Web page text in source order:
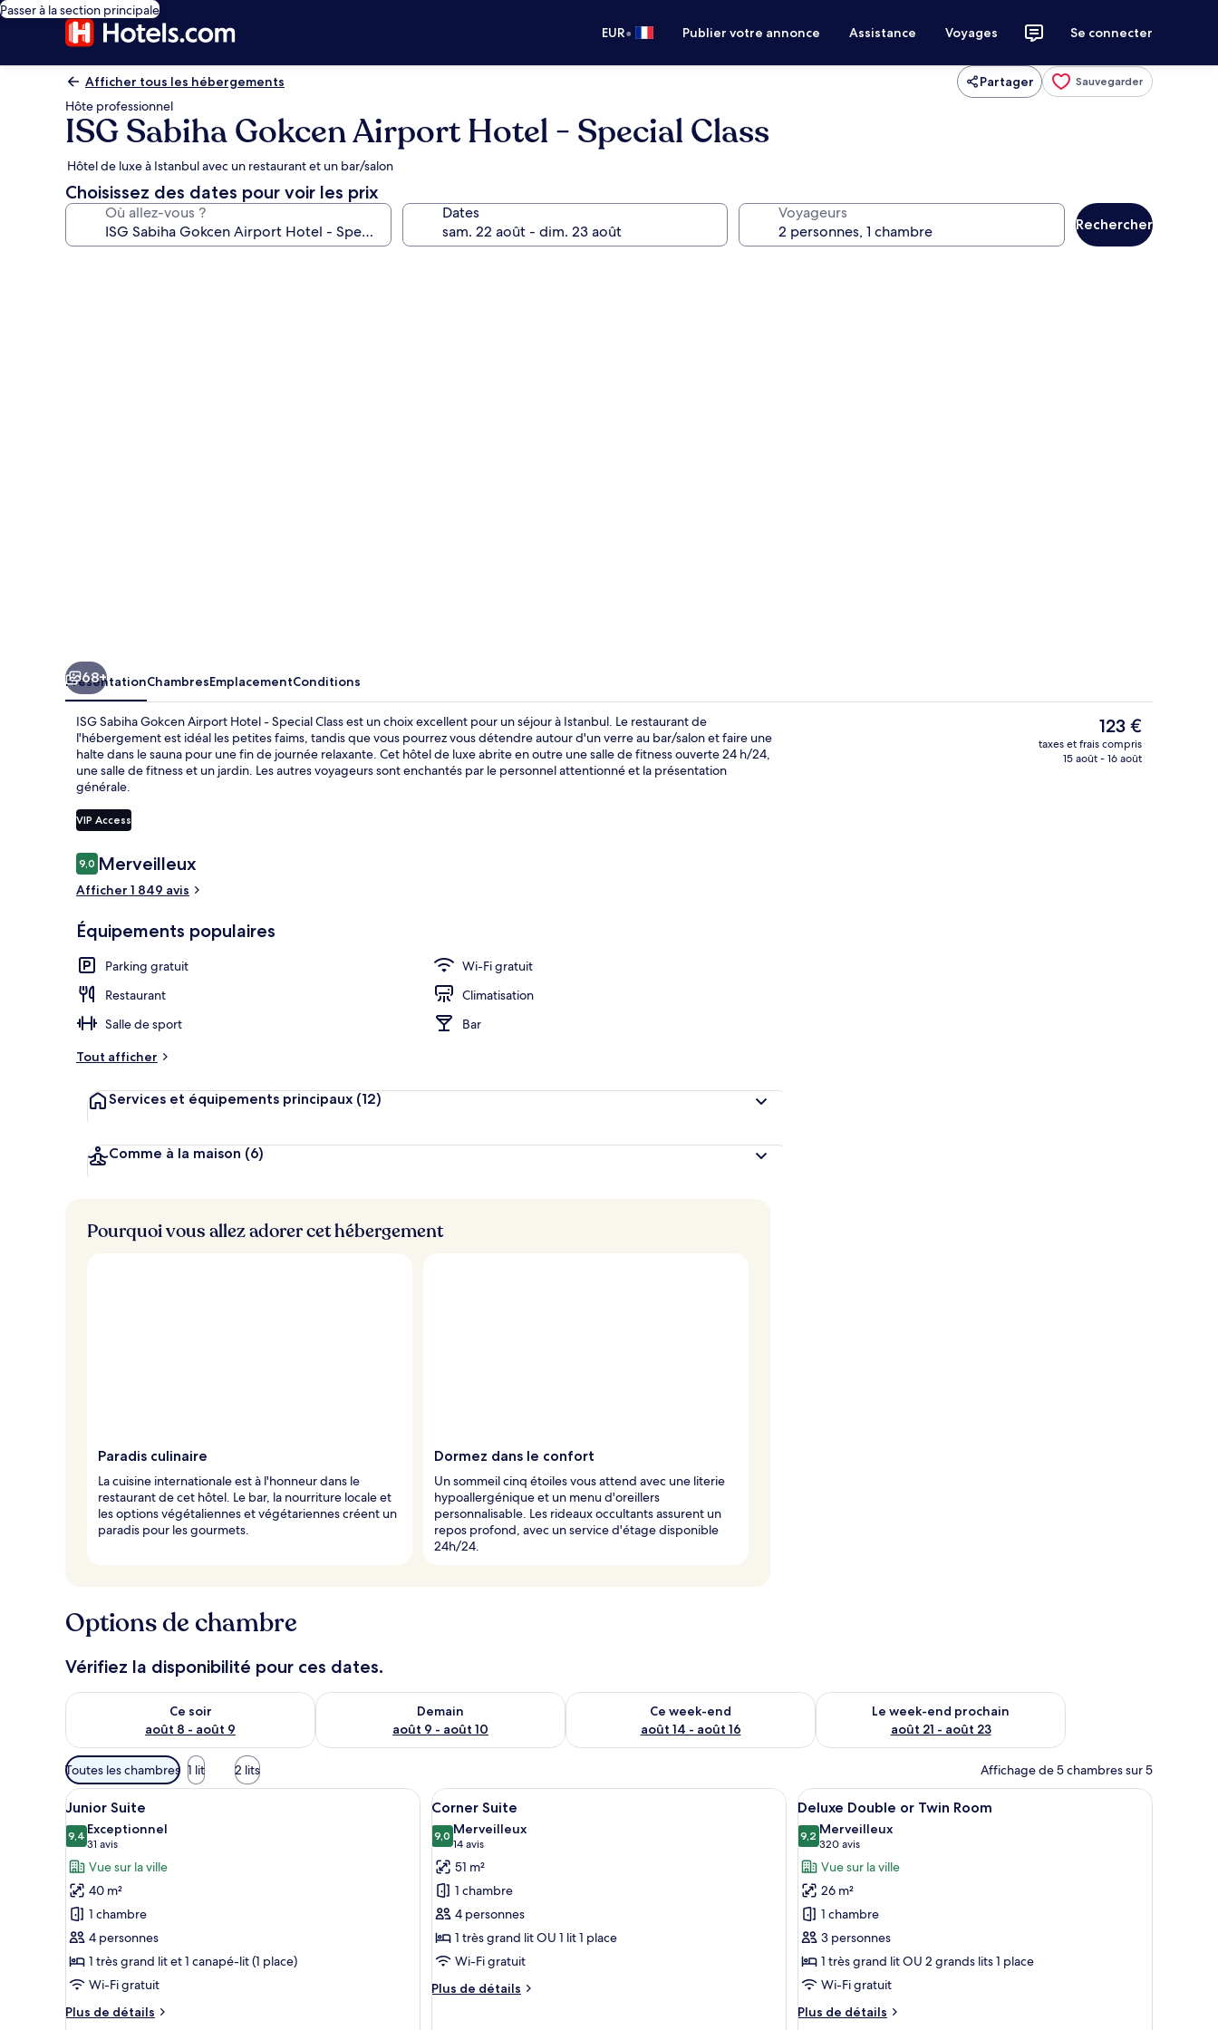
Passer à la section principale
EUR• Publier votre annonce Assistance Voyages Se connecter
Afficher tous les hébergements Partager Sauvegarder
Hôte professionnel
ISG Sabiha Gokcen Airport Hotel - Special Class
Hôtel de luxe à Istanbul avec un restaurant et un bar/salon
Choisissez des dates pour voir les prix
Où allez-vous ? Dates Voyageurs
Rechercher
68+
PrésentationChambresEmplacementConditions
ISG Sabiha Gokcen Airport Hotel - Special Class est un choix excellent pour un séjour à Istanbul. Le restaurant de
l'hébergement est idéal les petites faims, tandis que vous pourrez vous détendre autour d'un verre au bar/salon et faire une
halte dans le sauna pour une fin de journée relaxante. Cet hôtel de luxe abrite en outre une salle de fitness ouverte 24 h/24,
une salle de fitness et un jardin. Les autres voyageurs sont enchantés par le personnel attentionné et la présentation
générale.
VIP Access
Avis
voyageurs
9,09,0 sur 10
Merveilleux
Afficher 1 849 avis
Équipements populaires
Parking gratuit
Wi-Fi gratuit
Restaurant
Climatisation
Salle de sport
Bar
Tout afficher
Services et équipements principaux (12)
Comme à la maison (6)
Le
prix
actuel
123 €
taxes et frais compris
15 août - 16 août
Pourquoi vous allez adorer cet hébergement
Paradis culinaire
La cuisine internationale est à l'honneur dans le
restaurant de cet hôtel. Le bar, la nourriture locale et
les options végétaliennes et végétariennes créent un
paradis pour les gourmets.
Dormez dans le confort
Un sommeil cinq étoiles vous attend avec une literie
hypoallergénique et un menu d'oreillers
personnalisable. Les rideaux occultants assurent un
repos profond, avec un service d'étage disponible
24h/24.
Options de chambre
Vérifiez la disponibilité pour ces dates.
Ce soir
août 8 - août 9
Vérifier la disponibilité pour ce soir août 8 - août 9
Demain
août 9 - août 10
Vérifier la disponibilité pour demain août 9 - août 10
Ce week-end
août 14 - août 16
Vérifier la disponibilité pour ce week-end août 14 - août 16
Le week-end prochain
août 21 - août 23
Vérifier la disponibilité pour le week-end prochain août 21 -
Filtres
disponibles
pour
les
chambres
Toutes les chambres 1 lit 2 lits Affichage de 5 chambres sur 5
Afficher
toutes
les
photos
pour
ce
type
de
chambre :
Junior
Suite
Une chambre d’hôtel avec un grand lit, un bureau avec une bouilloire, une chaise et une télévision.
7
Junior Suite
9,49,4 sur 10
Exceptionnel
31 avis
(31 avis)
Vue sur la ville
40 m²
1 chambre
4 personnes
1 très grand lit et 1 canapé-lit (1 place)
Wi-Fi gratuit
Plus de détails
Plus
Afficher
toutes
les
photos
pour
ce
type
de
chambre :
Corner
Un salon moderne avec un canapé, des fauteuils, une table basse et un téléviseur fixé au mur.
9
Corner Suite
9,09,0 sur 10
Merveilleux
14 avis
(14 avis)
51 m²
1 chambre
4 personnes
1 très grand lit OU 1 lit 1 place
Wi-Fi gratuit
Plus de détails
Plus
Afficher
toutes
les
photos
pour
ce
type
de
chambre :
Deluxe
Double
Literie hypoallergénique, coffres-forts dans
6
Deluxe Double or Twin Room
9,29,2 sur 10
Merveilleux
320 avis
(320 avis)
Vue sur la ville
26 m²
1 chambre
3 personnes
1 très grand lit OU 2 grands lits 1 place
Wi-Fi gratuit
Plus de détails
Plus